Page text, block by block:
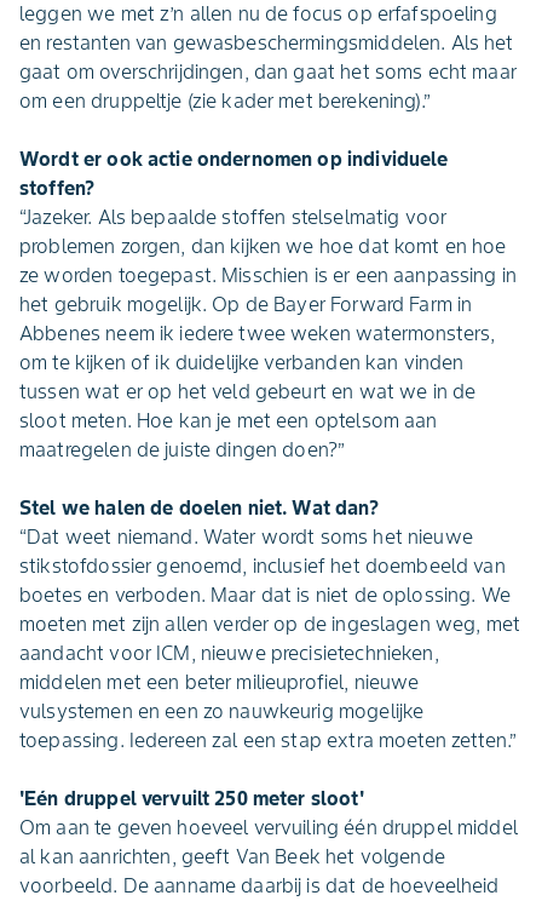
leggen we met z’n allen nu de focus op erfafspoeling
en restanten van gewasbeschermingsmiddelen. Als het
gaat om overschrijdingen, dan gaat het soms echt maar
om een druppeltje (zie kader met berekening).”
Wordt er ook actie ondernomen op individuele
stoffen?
“Jazeker. Als bepaalde stoffen stelselmatig voor
problemen zorgen, dan kijken we hoe dat komt en hoe
ze worden toegepast. Misschien is er een aanpassing in
het gebruik mogelijk. Op de Bayer Forward Farm in
Abbenes neem ik iedere twee weken watermonsters,
om te kijken of ik duidelijke verbanden kan vinden
tussen wat er op het veld gebeurt en wat we in de
sloot meten. Hoe kan je met een optelsom aan
maatregelen de juiste dingen doen?”
Stel we halen de doelen niet. Wat dan?
“Dat weet niemand. Water wordt soms het nieuwe
stikstofdossier genoemd, inclusief het doembeeld van
boetes en verboden. Maar dat is niet de oplossing. We
moeten met zijn allen verder op de ingeslagen weg, met
aandacht voor ICM, nieuwe precisietechnieken,
middelen met een beter milieuprofiel, nieuwe
vulsystemen en een zo nauwkeurig mogelijke
toepassing. Iedereen zal een stap extra moeten zetten.”
'Eén druppel vervuilt 250 meter sloot'
Om aan te geven hoeveel vervuiling één druppel middel
al kan aanrichten, geeft Van Beek het volgende
voorbeeld. De aanname daarbij is dat de hoeveelheid